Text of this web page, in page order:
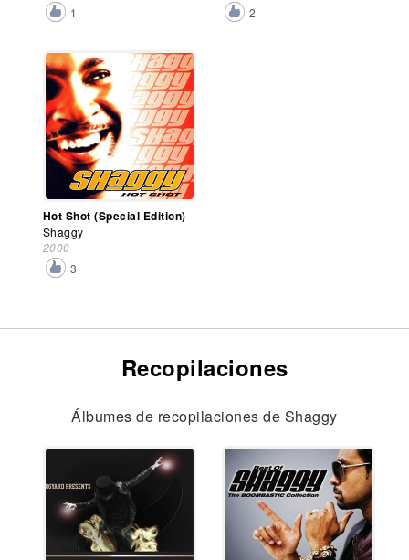
1
2
Hot Shot (Special Edition)
Shaggy
2000
3
Recopilaciones
Álbumes de recopilaciones de Shaggy